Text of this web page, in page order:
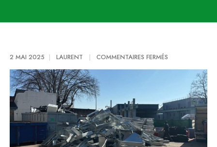
2 MAI 2025 LAURENT COMMENTAIRES FERMÉS
AVANTAGES
D’UNE
DÉCHETTERIE
?